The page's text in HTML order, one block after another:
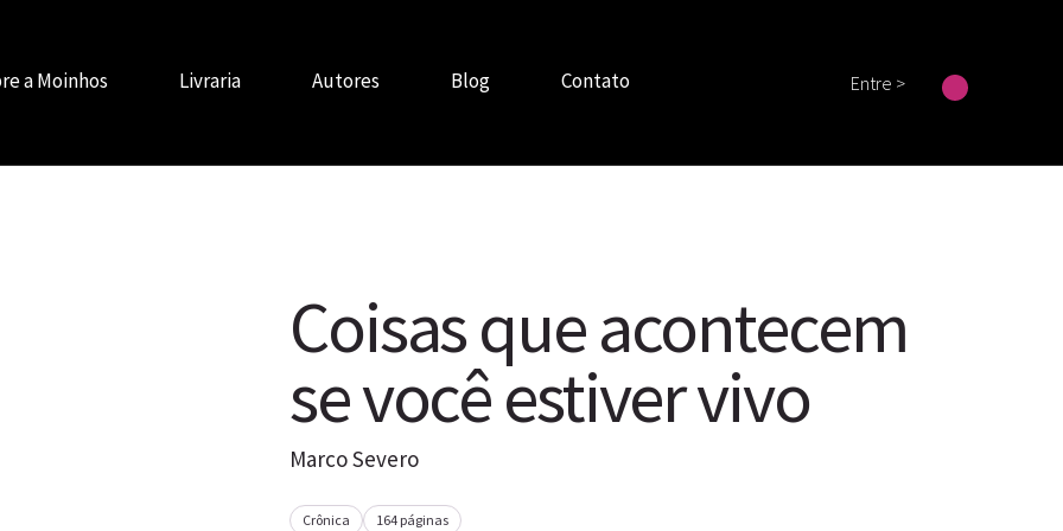
a Moinhos Livraria Autores Blog Contato Entre >
Coisas que acontecem
se você estiver vivo
Marco Severo
Crônica 164 páginas